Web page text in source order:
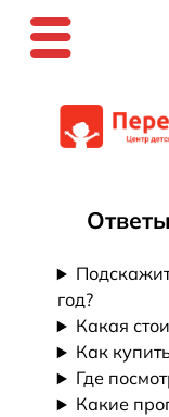
к
год?
Какая
Как
Где
Какие